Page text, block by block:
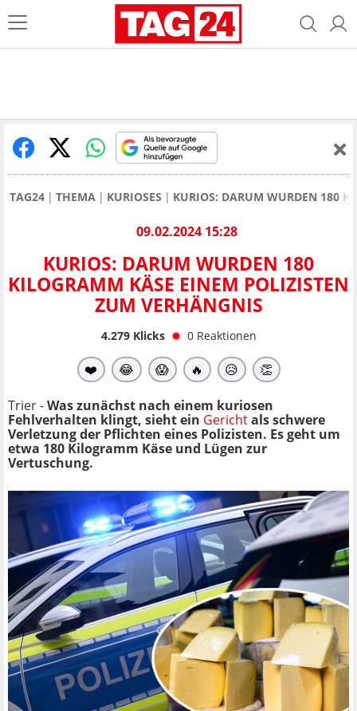
TAG24 THEMA KURIOSES KURIOS: DARUM WURDEN 180
09.02.2024 15:28
KURIOS: DARUM WURDEN 180
KILOGRAMM KÄSE EINEM POLIZISTEN
ZUM VERHÄNGNIS
4.279Klicks 0 Reaktionen
❤️ 😂 😱 🔥 😥 👏
Trier -Was zunächst nach einem kuriosen
Fehlverhalten klingt, sieht ein Gerichtals schwere
Verletzung der Pflichten eines Polizisten. Es geht um
etwa 180 Kilogramm Käse und Lügen zur
Vertuschung.